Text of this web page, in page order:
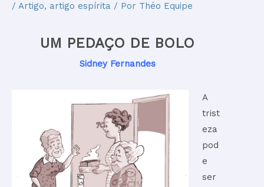
/ Artigo, artigo espírita / Por Théo Equipe
UM PEDAÇO DE BOLO
Sidney Fernandes
A
trist
eza
pod
e
ser